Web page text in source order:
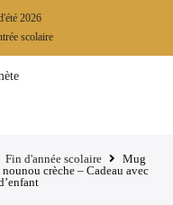
2026
scolaire
Fin d'année scolaire
Mug
crèche – Cadeau avec